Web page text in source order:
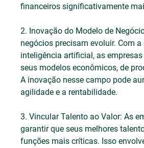
financeiros significativamente
2. Inovação do Modelo de
negócios precisam evoluir. Com a
inteligência artificial, as
seus modelos econômicos, de
A inovação nesse campo pode
agilidade e a rentabilidade.
3. Vincular Talento ao Valor: As
garantir que seus melhores
funções mais críticas. Isso